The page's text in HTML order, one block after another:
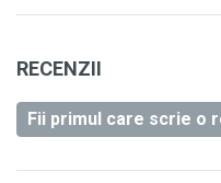
RECENZII
Fii primul care scrie o